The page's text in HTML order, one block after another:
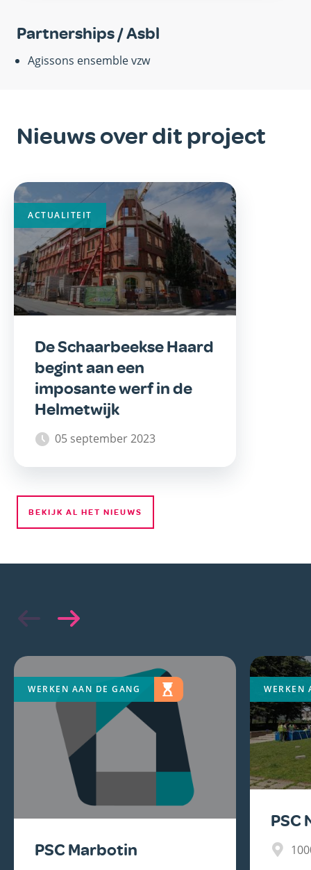
Partnerships / Asbl
Agissons ensemble vzw
Nieuws over dit project
De Schaarbeekse Haard
begint aan een
imposante werf in de
Helmetwijk
05 september 2023
ACTUALITEIT
BEKIJK AL HET NIEUWS
PSC Marbotin
WERKEN AAN DE GANG
PSC
WERKEN